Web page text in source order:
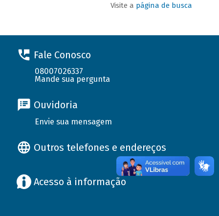
Visite a página de busca
Fale Conosco
08007026337
Mande sua pergunta
Ouvidoria
Envie sua mensagem
Outros telefones e endereços
Acesso à informação